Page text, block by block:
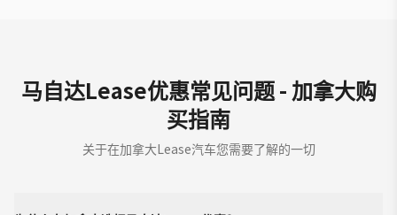
马自达Lease优惠常见问题 - 加拿大购
买指南
关于在加拿大Lease汽车您需要了解的一切